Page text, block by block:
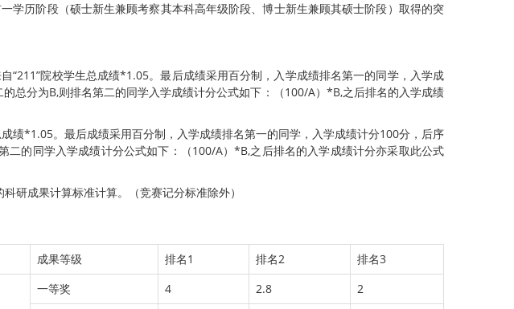
学历阶段（硕士新生兼顾考察其本科高年级阶段、博士新生兼顾其硕士阶段）取得的突
“211”院校学生总成绩*1.05。最后成绩采用百分制，入学成绩排名第一的同学，入学成
总分为B,则排名第二的同学入学成绩计分公式如下：（100/A）*B,之后排名的入学成绩
绩*1.05。最后成绩采用百分制，入学成绩排名第一的同学，入学成绩计分100分，后序
的同学入学成绩计分公式如下：（100/A）*B,之后排名的入学成绩计分亦采取此公式
研成果计算标准计算。（竞赛记分标准除外）
成果等级 排名1 排名2 排名3
一等奖 4 2.8
2